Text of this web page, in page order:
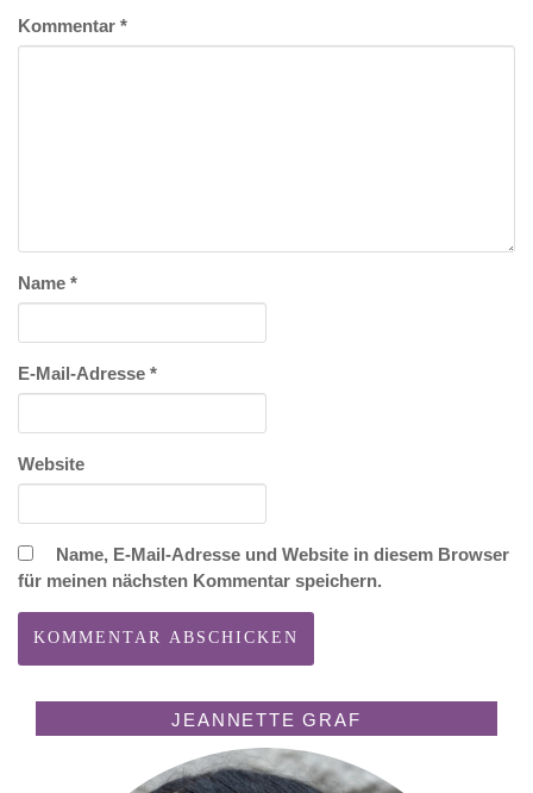
Kommentar *
Name *
E-Mail-Adresse *
Website
Name, E-Mail-Adresse und Website in diesem Browser
für meinen nächsten Kommentar speichern.
JEANNETTE GRAF